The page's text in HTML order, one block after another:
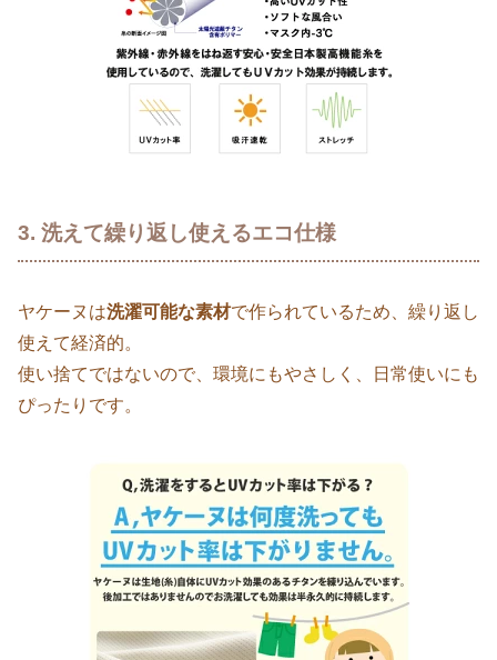
3. 洗えて繰り返し使えるエコ仕様
ヤケーヌは洗濯可能な素材で作られているため、繰り返し
使えて経済的。
使い捨てではないので、環境にもやさしく、日常使いにも
ぴったりです。